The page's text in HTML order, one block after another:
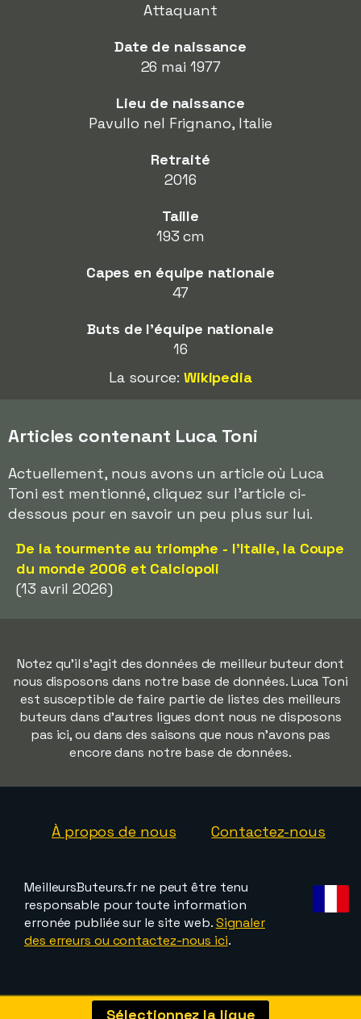
Attaquant
Date de naissance
26 mai 1977
Lieu de naissance
Pavullo nel Frignano, Italie
Retraité
2016
Taille
193 cm
Capes en équipe nationale
47
Buts de l'équipe nationale
16
La source: Wikipedia
Articles contenant Luca Toni
Actuellement, nous avons un article où Luca
Toni est mentionné, cliquez sur l'article ci-
dessous pour en savoir un peu plus sur lui.
De la tourmente au triomphe - l'Italie, la Coupe
du monde 2006 et Calciopoli
(13 avril 2026)
Notez qu'il s'agit des données de meilleur buteur dont
nous disposons dans notre base de données. Luca Toni
est susceptible de faire partie de listes des meilleurs
buteurs dans d'autres ligues dont nous ne disposons
pas ici, ou dans des saisons que nous n'avons pas
encore dans notre base de données.
À propos de nous Contactez-nous
MeilleursButeurs.fr ne peut être tenu
responsable pour toute information
erronée publiée sur le site web.Signaler
des erreurs ou contactez-nous ici.
Sélectionnez la ligue